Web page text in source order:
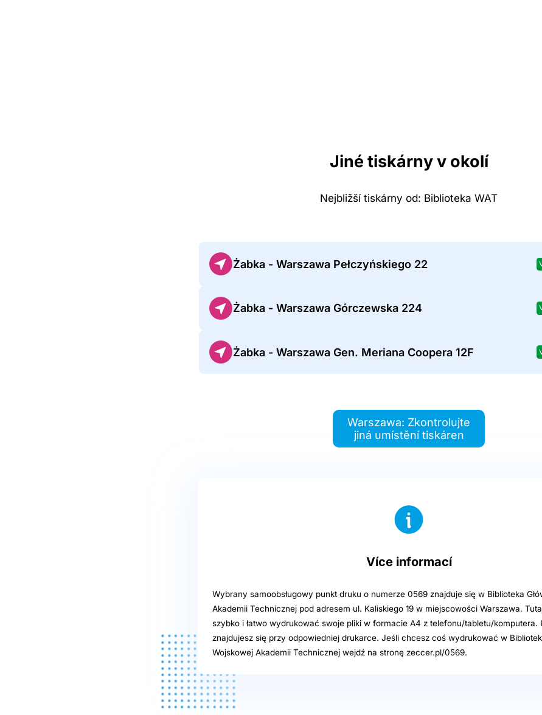
Jiné tiskárny v okolí
Nejbližší tiskárny od: Biblioteka WAT
Żabka - Warszawa Pełczyńskiego 22
Żabka - Warszawa Górczewska 224
Żabka - Warszawa Gen. Meriana Coopera 12F
Warszawa: Zkontrolujte
jiná umístění tiskáren
Více informací
Wybrany samoobsługowy punkt druku o numerze 0569 znajduje się w Biblioteka
Akademii Technicznej pod adresem ul. Kaliskiego 19 w miejscowości Warszawa.
szybko i łatwo wydrukować swoje pliki w formacie A4 z telefonu/tabletu/komputera.
znajdujesz się przy odpowiedniej drukarce. Jeśli chcesz coś wydrukować w
Wojskowej Akademii Technicznej wejdź na stronę zeccer.pl/0569.